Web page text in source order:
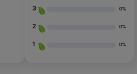
3 0%
2 0%
1 0%